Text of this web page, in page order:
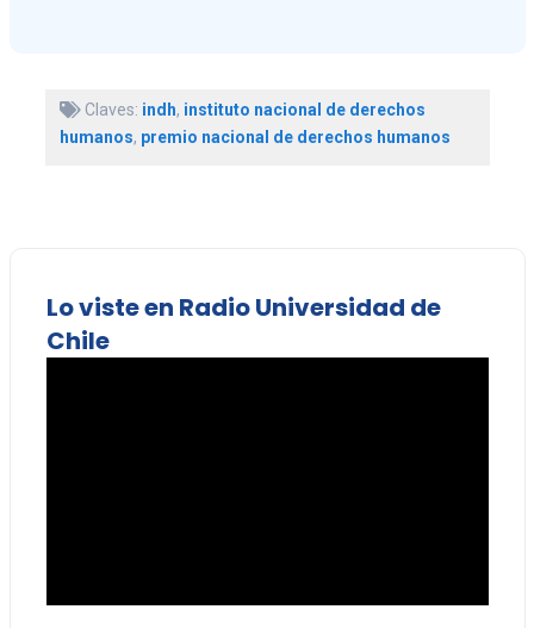
Claves: indh, instituto nacional de derechos
humanos, premio nacional de derechos humanos
Lo viste en Radio Universidad de
Chile